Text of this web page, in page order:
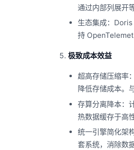
通过内部列展开
生态集成：
持
极致成本效益
超高存储压缩率
降低存储成本。
存算分离降本：
热数据缓存于高
统一引擎简化架
套系统，消除数